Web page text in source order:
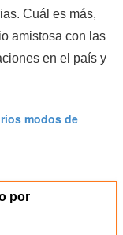
Cuál es más,
amistosa con las
en el país y
modos de
por